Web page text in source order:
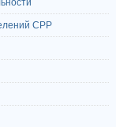
СРР